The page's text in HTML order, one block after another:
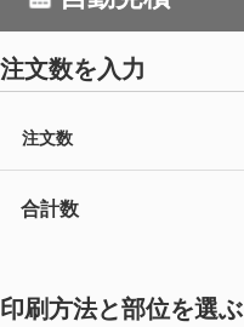
注文数を入力
注文数
合計数
印刷方法と部位を選ぶ